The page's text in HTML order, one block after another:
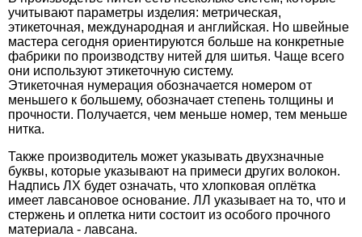
учитывают параметры изделия: метрическая,
этикеточная, международная и английская. Но швейные
мастера сегодня ориентируются больше на конкретные
фабрики по производству нитей для шитья. Чаще всего
они используют этикеточную систему.
Этикеточная нумерация обозначается номером от
меньшего к большему, обозначает степень толщины и
прочности. Получается, чем меньше номер, тем меньше
нитка.
Также производитель может указывать двухзначные
буквы, которые указывают на примеси других волокон.
Надпись ЛХ будет означать, что хлопковая оплётка
имеет лавсановое основание. ЛЛ указывает на то, что и
стержень и оплетка нити состоит из особого прочного
материала - лавсана.